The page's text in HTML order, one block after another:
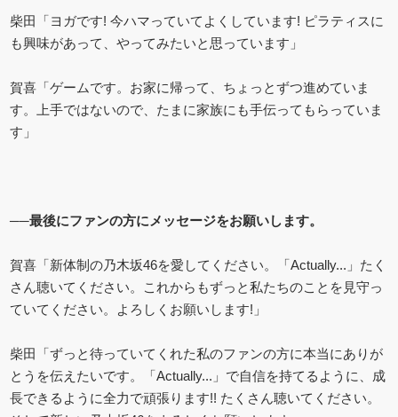
柴田「ヨガです! 今ハマっていてよくしています! ピラティスに
も興味があって、やってみたいと思っています」
賀喜「ゲームです。お家に帰って、ちょっとずつ進めていま
す。上手ではないので、たまに家族にも手伝ってもらっていま
す」
──最後にファンの方にメッセージをお願いします。
賀喜「新体制の乃木坂46を愛してください。「Actually...」たく
さん聴いてください。これからもずっと私たちのことを見守っ
ていてください。よろしくお願いします!」
柴田「ずっと待っていてくれた私のファンの方に本当にありが
とうを伝えたいです。「Actually...」で自信を持てるように、成
長できるように全力で頑張ります!! たくさん聴いてください。